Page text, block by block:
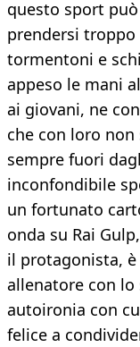
questo sport
prendersi
tormentoni e
appeso le mani
ai giovani, ne
che con loro
sempre fuori
inconfondibile
un fortunato
onda su Rai
il protagonista,
allenatore con
autoironia con
felice a